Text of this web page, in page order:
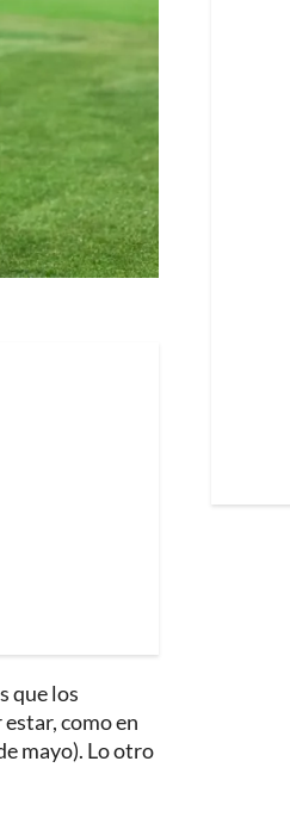
que los
como en
mayo). Lo otro